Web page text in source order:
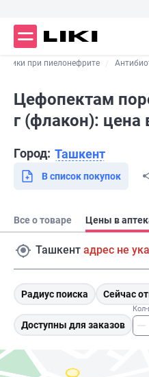
при пиелонефрите
Цефопектам
г (флакон): цена
Город: Ташкент
В список покупок
Все о товаре Цены в
Ташкент адрес не
Радиус поиска Сейчас
Доступны для заказов